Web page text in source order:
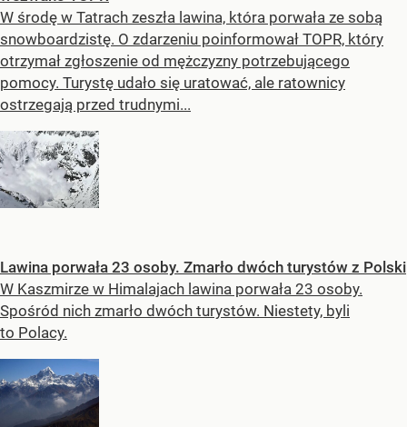
W środę w Tatrach zeszła lawina, która porwała ze sobą
snowboardzistę. O zdarzeniu poinformował TOPR, który
otrzymał zgłoszenie od mężczyzny potrzebującego
pomocy. Turystę udało się uratować, ale ratownicy
ostrzegają przed trudnymi...
Lawina porwała 23 osoby. Zmarło dwóch turystów z Polski
W Kaszmirze w Himalajach lawina porwała 23 osoby.
Spośród nich zmarło dwóch turystów. Niestety, byli
to Polacy.